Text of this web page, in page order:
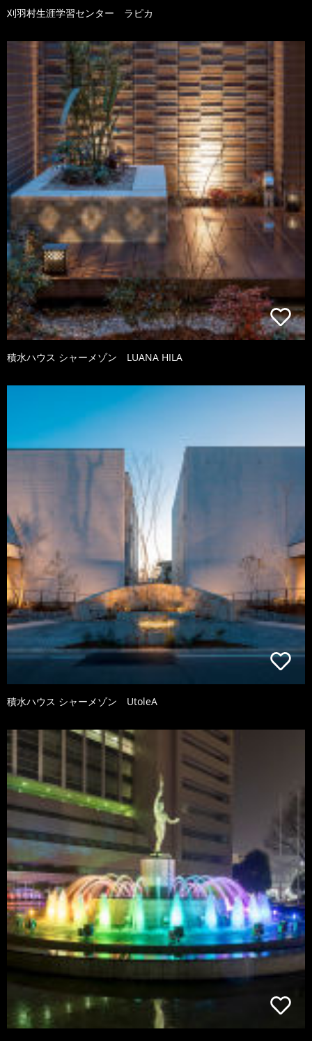
刈羽村生涯学習センター ラピカ
積水ハウス シャーメゾン LUANA HILA
積水ハウス シャーメゾン UtoleA